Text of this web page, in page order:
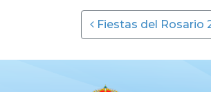
Post
Fiestas del Rosario